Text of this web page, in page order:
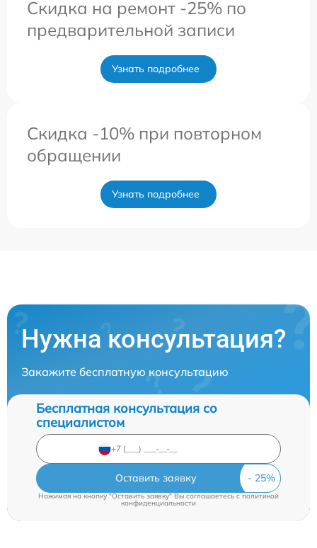
Скидка на ремонт -25% по
предварительной записи
Узнать подробнее
Скидка -10% при повторном
обращении
Узнать подробнее
Нужна консультация?
Закажите бесплатную консультацию
Бесплатная консультация со
специалистом
Оставить заявку
Нажимая на кнопку "Оставить заявку" Вы соглашаетесь cполитикой
конфиденциальности